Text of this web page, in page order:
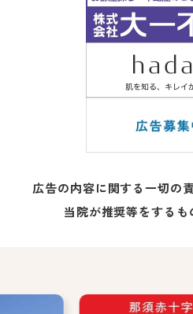
広告の内容に関する一切の
当院が推奨等をする